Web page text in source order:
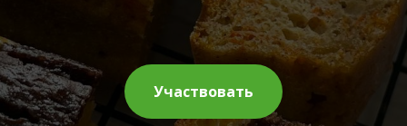
Участвовать